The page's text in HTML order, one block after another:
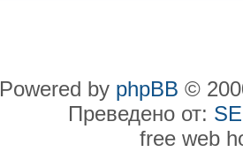
Powered by phpBB ©
Преведено от:
free web